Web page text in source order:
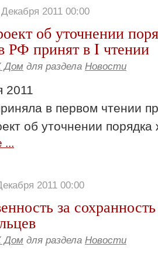
2011 00:00
об уточнении
РФ принят в I чтении
Дом для раздела Новости
2011
в первом чтении
об уточнении
...
2011 00:00
за
Дом для раздела Новости